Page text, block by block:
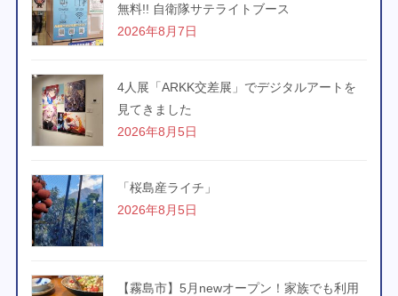
無料!! 自衛隊サテライトブース
2026年8月7日
4人展「ARKK交差展」でデジタルアートを
見てきました
2026年8月5日
「桜島産ライチ」
2026年8月5日
【霧島市】5月newオープン！家族でも利用